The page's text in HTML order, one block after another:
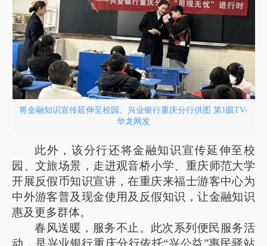
将金融知识宣传延伸至校园。兴业银行重庆分行供图 第1眼TV-
华龙网发
此外，该分行还将金融知识宣传延伸至校
园、文旅场景，走进观音桥小学、重庆师范大学
开展反假币知识宣讲，在重庆来福士游客中心为
中外游客普及现金使用及反假知识，让金融知识
惠及更多群体。
春风送暖，服务不止。此次系列便民服务活
动，是兴业银行重庆分行依托“兴公益”惠民驿站